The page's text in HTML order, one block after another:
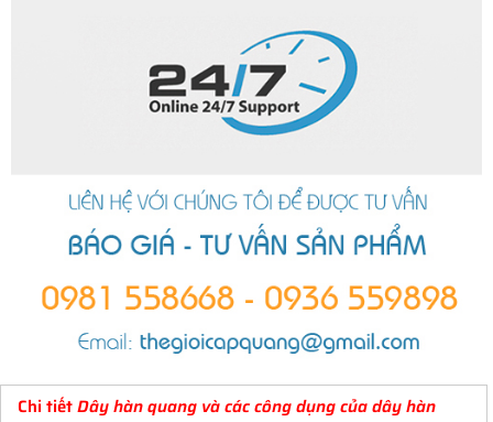
Chi tiếtDây hàn quang và các công dụng của dây hàn